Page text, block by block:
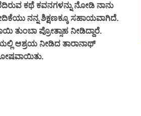
ಕಥೆ ಕವನಗಳನ್ನು ನೋಡಿ ನಾನು
ನನ್ನ ಶಿಕ್ಷಣಕ್ಕೂ ಸಹಾಯವಾಗಿದೆ.
ತುಂಬಾ ಪ್ರೋತ್ಸಾಹ ನೀಡಿದ್ದಾರೆ.
ಆಶ್ರಯ ನೀಡಿದ ತಾರಾನಾಥ್